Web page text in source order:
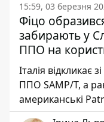
15:59, 03 березня
Фіцо
забирають у
ППО на
Італія відкликає
ППО SAMP/T, а
американські